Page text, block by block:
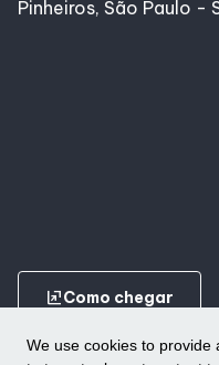
We use cookies to provide
Pinheiros, São Paulo
ungroupComo chegar